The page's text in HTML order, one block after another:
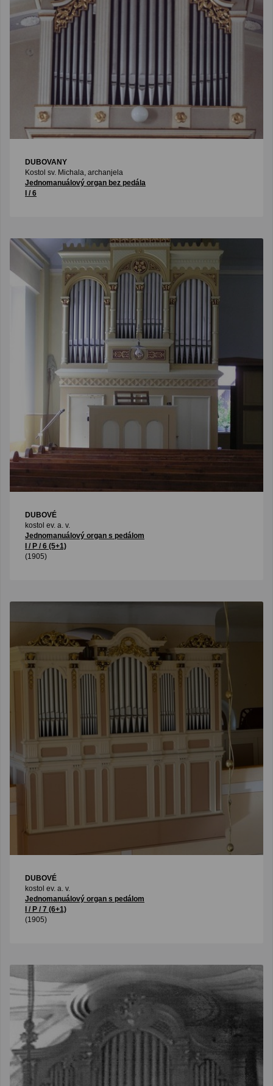
DUBOVANY
Kostol sv. Michala, archanjela
Jednomanuálový organ bez pedála
I / 6
DUBOVÉ
kostol ev. a. v.
Jednomanuálový organ s pedálom
I / P / 6 (5+1)
(1905)
DUBOVÉ
kostol ev. a. v.
Jednomanuálový organ s pedálom
I / P / 7 (6+1)
(1905)